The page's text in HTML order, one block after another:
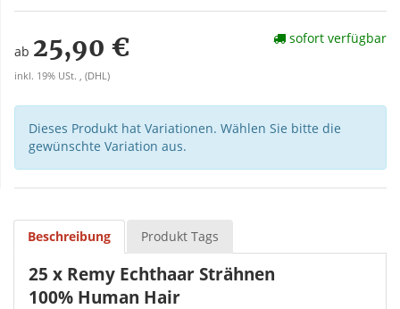
ab 25,90 €
inkl. 19% USt. , (DHL)
sofort verfügbar
Dieses Produkt hat Variationen. Wählen Sie bitte die
gewünschte Variation aus.
Beschreibung Produkt Tags
25 x Remy Echthaar Strähnen
100% Human Hair